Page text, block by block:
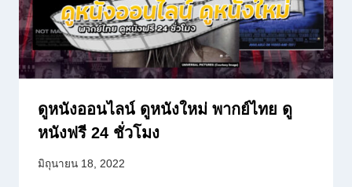
ดูหนังออนไลน์ ดูหนังใหม่ พากย์ไทย ดู
หนังฟรี 24 ชั่วโมง
มิถุนายน 18, 2022